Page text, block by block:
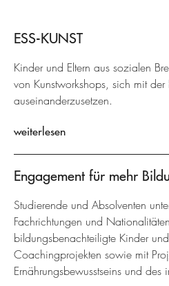
ESS-KUNST
Kinder und Eltern aus sozialen
von Kunstworkshops, sich mit der
auseinanderzusetzen.
weiterlesen
Engagement für mehr
Studierende und Absolventen
Fachrichtungen und
bildungsbenachteiligte Kinder
Coachingprojekten sowie mit
Ernährungsbewusstseins und des